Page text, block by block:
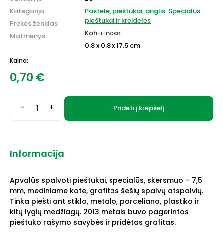
Kategorija
Prekės ženklas
Matmenys
Pastelė, pieštukai, anglis Specialūs
pieštukai ir kreidelės
Koh-i-noor
0.8 x 0.8 x 17.5 cm
Kaina:
0,70 €
- + Pridėti į krepšelį
Informacija
Apvalūs spalvoti pieštukai, specialūs, skersmuo – 7,5
mm, mediniame kote, grafitas šešių spalvų atspalvių.
Tinka piešti ant stiklo, metalo, porceliano, plastiko ir
kitų lygių medžiagų. 2013 metais buvo pagerintos
pieštuko rašymo savybės ir pridėtas grafitas.